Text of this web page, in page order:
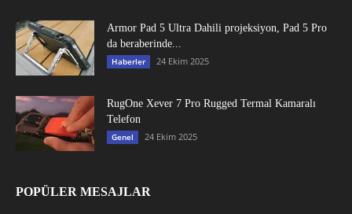
Armor Pad 5 Ultra Dahili projeksiyon, Pad 5 Pro
da beraberinde...
Haberler 24 Ekim 2025
RugOne Xever 7 Pro Rugged Termal Kamaralı
Telefon
Genel 24 Ekim 2025
POPÜLER MESAJLAR